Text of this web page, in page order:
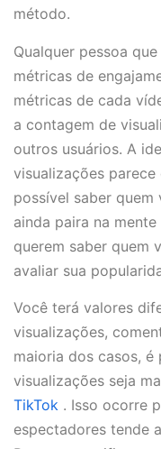
método.
Qualquer pessoa
métricas de
métricas de cada
a contagem de
outros usuários. A
visualizações parece
possível saber quem
ainda paira na
querem saber quem
avaliar sua
Você terá valores
visualizações,
maioria dos casos,
visualizações seja
TikTok . Isso ocorre
espectadores tende